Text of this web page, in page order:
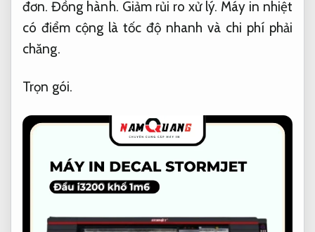
đơn.Đồng hành. Giảm rủi ro xử lý. Máy in nhiệt
có điểm cộng là tốc độ nhanh và chi phí phải
chăng.
Trọn gói.